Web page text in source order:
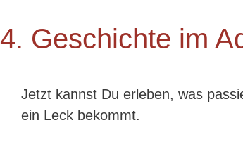
4. Geschichte im
Jetzt kannst Du erleben, was
ein Leck bekommt.